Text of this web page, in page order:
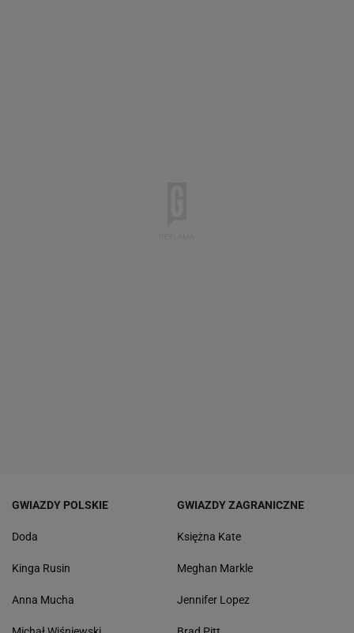
GWIAZDY POLSKIE
Doda
Kinga Rusin
Anna Mucha
GWIAZDY ZAGRANICZNE
Księżna Kate
Meghan Markle
Jennifer Lopez